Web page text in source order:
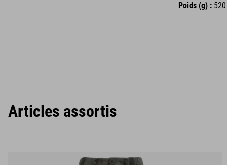
Poids (g) :
Articles assortis